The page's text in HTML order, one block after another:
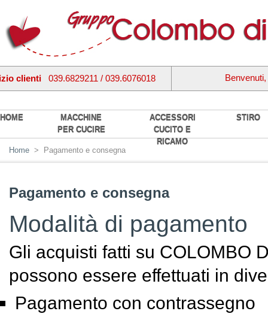
HOME
MACCHINE
PER CUCIRE
ACCESSORI
CUCITO E
RICAMO
STIRO
clienti 039.6829211 / 039.6076018 Benvenuti,
Home > Pagamento e consegna
Pagamento e consegna
Modalità di pagamento
Gli acquisti fatti su COLOMBO
possono essere effettuati in
Pagamento con contrassegno